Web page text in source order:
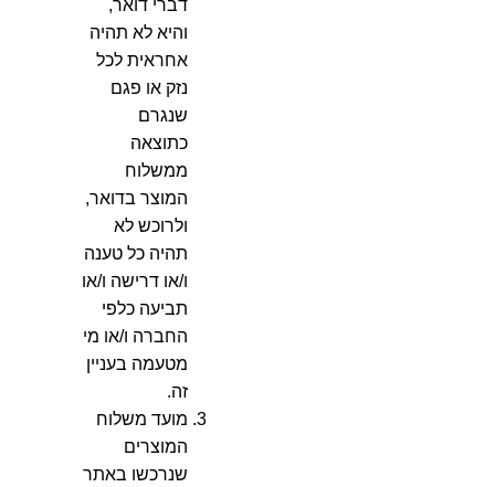
דברי דואר,
והיא לא תהיה
אחראית לכל
נזק או פגם
שנגרם
כתוצאה
ממשלוח
המוצר בדואר,
ולרוכש לא
תהיה כל טענה
ו/או דרישה ו/או
תביעה כלפי
החברה ו/או מי
מטעמה בעניין
זה.
מועד משלוח
המוצרים
שנרכשו באתר